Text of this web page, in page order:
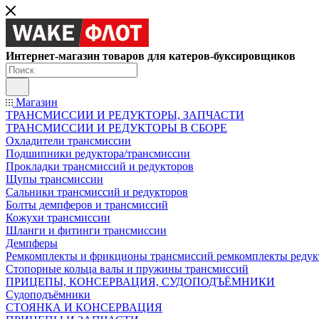
Интернет-магазин товаров для катеров-буксировщиков
Магазин
ТРАНСМИССИИ И РЕДУКТОРЫ, ЗАПЧАСТИ
ТРАНСМИССИИ И РЕДУКТОРЫ В СБОРЕ
Охладители трансмиссии
Подшипники редуктора/трансмиссии
Прокладки трансмиссий и редукторов
Щупы трансмиссии
Сальники трансмиссий и редукторов
Болты демпферов и трансмиссий
Кожухи трансмиссии
Шланги и фитинги трансмиссии
Демпферы
Ремкомплекты и фрикционы трансмиссий ремкомплекты
Стопорные кольца валы и пружины трансмиссий
ПРИЦЕПЫ, КОНСЕРВАЦИЯ, СУДОПОДЪЁМНИКИ
Судоподъёмники
СТОЯНКА И КОНСЕРВАЦИЯ